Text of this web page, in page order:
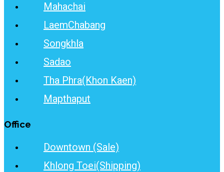
Mahachai
LaemChabang
Songkhla
Sadao
Tha Phra(Khon Kaen)
Mapthaput
Office
Downtown (Sale)
Khlong Toei(Shipping)